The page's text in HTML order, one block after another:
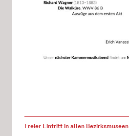
Freier Eintritt in allen Bezirksmuseen